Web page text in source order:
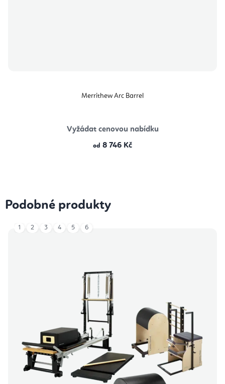
Merrithew Arc Barrel
Vyžádat cenovou nabídku
od 8 746 Kč
Podobné produkty
1 2 3 4 5 6